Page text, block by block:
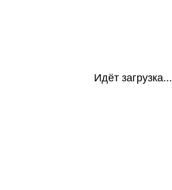
Идёт загрузка...